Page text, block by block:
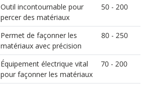
Outil incontournable pour
percer des matériaux
50 - 200
Permet de façonner les
matériaux avec précision
80 - 250
Équipement électrique vital
pour façonner les matériaux
70 - 200